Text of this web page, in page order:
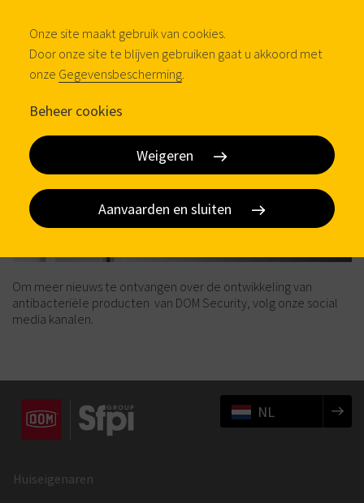
Om meer nieuws te ontvangen over de ontwikkeling van
antibacteriële producten van DOM Security, volg onze social
media kanalen.
NL
Huiseigenaren
Onze site maakt gebruik van cookies.
Door onze site te blijven gebruiken gaat u akkoord met
onze Gegevensbescherming
Beheer cookies
Weigeren
Aanvaarden en sluiten